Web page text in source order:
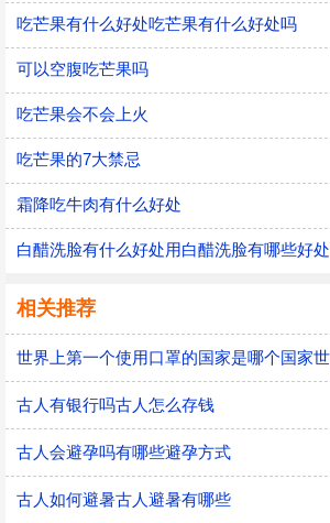
吃芒果有什么好处吃芒果有什么好处吗
可以空腹吃芒果吗
吃芒果会不会上火
吃芒果的7大禁忌
霜降吃牛肉有什么好处
白醋洗脸有什么好处用白醋洗脸有哪些好处
相关推荐
古人有银行吗古人怎么存钱
古人会避孕吗有哪些避孕方式
古人如何避暑古人避暑有哪些